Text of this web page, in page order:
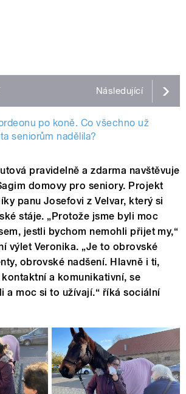
Následující
po koně. Co všechno už
seniorům nadělila?
pravidelně a zdarma navštěvuje
domovy pro seniory. Projekt
panu Josefovi z Velvar, který si
stáje. „Protože jsme byli moc
jestli bychom nemohli přijet my,“
výlet Veronika. „Je to obrovské
obrovské nadšení. Hlavně i ti,
a komunikativní, se
a moc si to užívají.“ říká sociální